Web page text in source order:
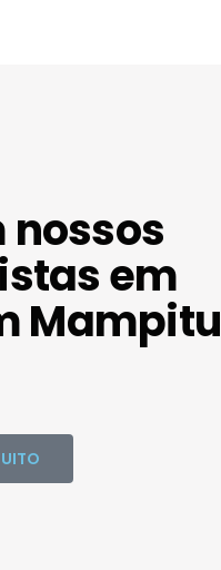
nossos
em